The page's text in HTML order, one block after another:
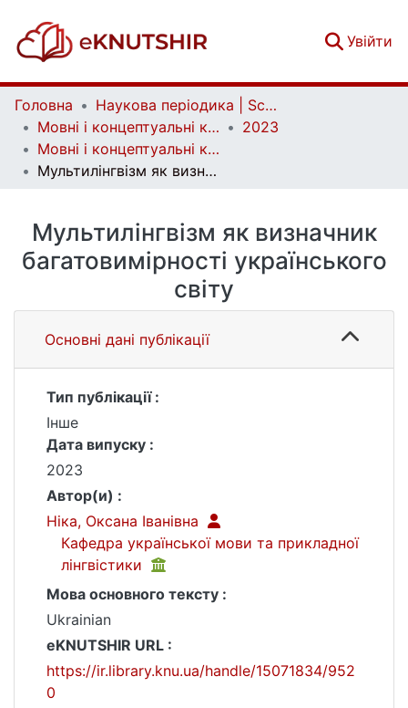
Увійти
Головна
Наукова періодика | Scientific periodicals
Мовні і концептуальні картини світу | Linguistic and conceptual worldviews
2023
Мовні і концептуальні картини світу. Вип. 1 (73)
Мультилінгвізм як визначник багатовимірності українського світу
Мультилінгвізм як визначник
багатовимірності українського
світу
Основні дані публікації
Тип публікації :
Інше
Дата випуску :
2023
Автор(и) :
Ніка, Оксана Іванівна
Кафедра української мови та прикладної
лінгвістики
Мова основного тексту :
Ukrainian
eKNUTSHIR URL :
https://ir.library.knu.ua/handle/15071834/952
0